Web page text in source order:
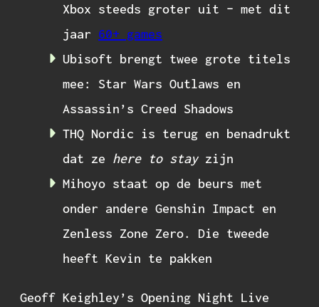
Xbox steeds groter uit – met dit
jaar 60+ games
Ubisoft brengt twee grote titels
mee: Star Wars Outlaws en
Assassin’s Creed Shadows
THQ Nordic is terug en benadrukt
dat ze here to stayzijn
Mihoyo staat op de beurs met
onder andere Genshin Impact en
Zenless Zone Zero. Die tweede
heeft Kevin te pakken
Geoff Keighley’s Opening Night Live